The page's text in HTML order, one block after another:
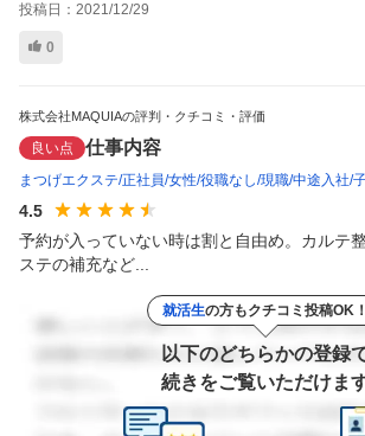
投稿日： 2021/12/29
0
株式会社MAQUIAの評判・クチコミ・評価
良い点 仕事内容
まつげエクステ 正社員 女性 役職なし 現職 中途入社
4.5
予約が入っていない時は割と自由め。カルテ
ステの補充など...
就活生の方もクチコミ投稿OK！
以下のどちらかの登録
続きをご覧いただけま